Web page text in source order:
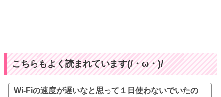
こちらもよく読まれています(/・ω・)/
Wi-Fiの速度が遅いなと思って１日使わないでいたの